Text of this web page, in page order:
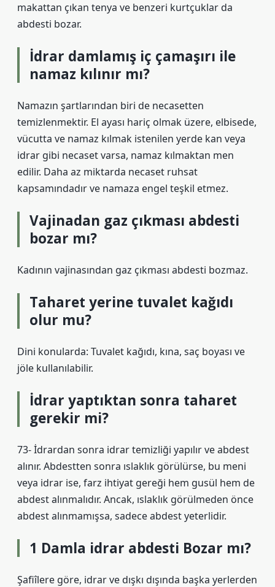
makattan çıkan tenya ve benzeri kurtçuklar da
abdesti bozar.
İdrar damlamış iç çamaşırı ile
namaz kılınır mı?
Namazın şartlarından biri de necasetten
temizlenmektir. El ayası hariç olmak üzere, elbisede,
vücutta ve namaz kılmak istenilen yerde kan veya
idrar gibi necaset varsa, namaz kılmaktan men
edilir. Daha az miktarda necaset ruhsat
kapsamındadır ve namaza engel teşkil etmez.
Vajinadan gaz çıkması abdesti
bozar mı?
Kadının vajinasından gaz çıkması abdesti bozmaz.
Taharet yerine tuvalet kağıdı
olur mu?
Dini konularda: Tuvalet kağıdı, kına, saç boyası ve
jöle kullanılabilir.
İdrar yaptıktan sonra taharet
gerekir mi?
73- İdrardan sonra idrar temizliği yapılır ve abdest
alınır. Abdestten sonra ıslaklık görülürse, bu meni
veya idrar ise, farz ihtiyat gereği hem gusül hem de
abdest alınmalıdır. Ancak, ıslaklık görülmeden önce
abdest alınmamışsa, sadece abdest yeterlidir.
1 Damla idrar abdesti Bozar mı?
Şafiîlere göre, idrar ve dışkı dışında başka yerlerden